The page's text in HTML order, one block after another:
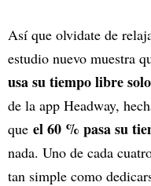
Así que olvidate de
estudio nuevo muestra
usa su tiempo libre
de la app Headway,
que el 60 % pasa su
nada. Uno de cada
tan simple como